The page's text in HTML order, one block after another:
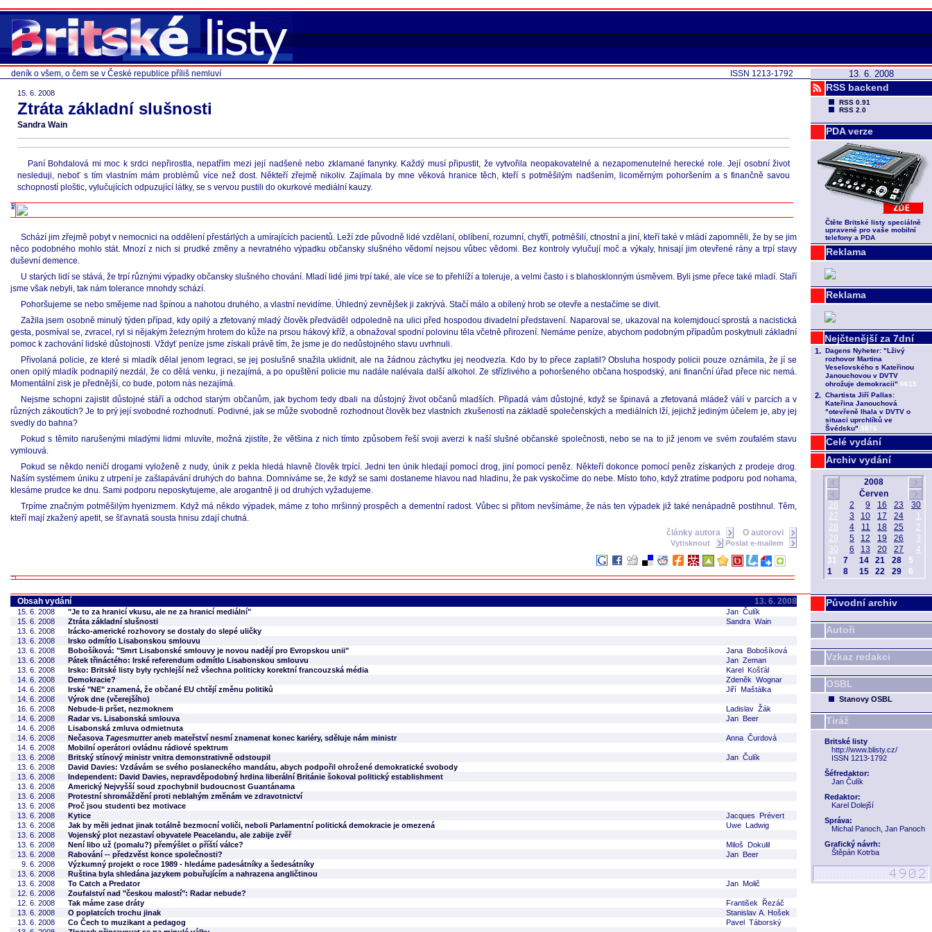
13. 6. 2008
RSS backend
RSS 0.91
RSS 2.0
PDA verze
Čtěte Britské listy speciálně
upravené pro vaše mobilní
telefony a PDA
Reklama
Reklama
Celé vydání
Archiv vydání
Původní archiv
Autoři
Vzkaz redakci
OSBL
Stanovy OSBL
Tiráž
Britské listy
http://www.blisty.cz/
ISSN 1213-1792
Šéfredaktor:
Jan Čulík
Redaktor:
Karel Dolejší
Správa:
Michal Panoch, Jan Panoch
Grafický návrh:
Štěpán Kotrba
ISSN 1213-1792
deník o všem, o čem se v České republice příliš nemluví
15. 6. 2008
Ztráta základní slušnosti
Sandra Wain
Paní Bohdalová mi moc k srdci nepřirostla, nepatřím mezi její nadšené nebo zklamané fanynky. Každý musí připustit, že vytvořila neopakovatelné a nezapomenutelné herecké role. Její osobní život
nesleduji, neboť s tím vlastním mám problémů více než dost. Někteří zřejmě nikoliv. Zajímala by mne věková hranice těch, kteří s potměšilým nadšením, licoměrným pohoršením a s finančně savou
schopností ploštic, vylučujících odpuzující látky, se s vervou pustili do okurkové mediální kauzy.
Schází jim zřejmě pobyt v nemocnici na oddělení přestárlých a umírajících pacientů. Leží zde původně lidé vzdělaní, oblíbení, rozumní, chytří, potměšilí, ctnostní a jiní, kteří také v mládí zapomněli, že by se jim
něco podobného mohlo stát. Mnozí z nich si prudké změny a nevratného výpadku občansky slušného vědomí nejsou vůbec vědomi. Bez kontroly vylučují moč a výkaly, hnisají jim otevřené rány a trpí stavy
duševní demence.
U starých lidí se stává, že trpí různými výpadky občansky slušného chování. Mladí lidé jimi trpí také, ale více se to přehlíží a toleruje, a velmi často i s blahosklonným úsměvem. Byli jsme přece také mladí. Staří
jsme však nebyli, tak nám tolerance mnohdy schází.
Pohoršujeme se nebo smějeme nad špínou a nahotou druhého, a vlastní nevidíme. Úhledný zevnějšek ji zakrývá. Stačí málo a obílený hrob se otevře a nestačíme se divit.
Zažila jsem osobně minulý týden případ, kdy opilý a zfetovaný mladý člověk předváděl odpoledně na ulici před hospodou divadelní představení. Naparoval se, ukazoval na kolemjdoucí sprostá a nacistická
gesta, posmíval se, zvracel, ryl si nějakým železným hrotem do kůže na prsou hákový kříž, a obnažoval spodní polovinu těla včetně přirození. Nemáme peníze, abychom podobným případům poskytnuli základní
pomoc k zachování lidské důstojnosti. Vždyť peníze jsme získali právě tím, že jsme je do nedůstojného stavu uvrhnuli.
Přivolaná policie, ze které si mladík dělal jenom legraci, se jej poslušně snažila uklidnit, ale na žádnou záchytku jej neodvezla. Kdo by to přece zaplatil? Obsluha hospody policii pouze oznámila, že jí se
onen opilý mladík podnapilý nezdál, že co dělá venku, ji nezajímá, a po opuštění policie mu nadále nalévala další alkohol. Ze střízlivého a pohoršeného občana hospodský, ani finanční úřad přece nic nemá.
Momentální zisk je přednější, co bude, potom nás nezajímá.
Nejsme schopni zajistit důstojné stáří a odchod starým občanům, jak bychom tedy dbali na důstojný život občanů mladších. Připadá vám důstojné, když se špinavá a zfetovaná mládež válí v parcích a v
různých zákoutích? Je to prý její svobodné rozhodnutí. Podivné, jak se může svobodně rozhodnout člověk bez vlastních zkušeností na základě společenských a mediálních lží, jejichž jediným účelem je, aby jej
svedly do bahna?
Pokud s těmito narušenými mladými lidmi mluvíte, možná zjistíte, že většina z nich tímto způsobem řeší svoji averzi k naší slušné občanské společnosti, nebo se na to již jenom ve svém zoufalém stavu
vymlouvá.
Pokud se někdo neničí drogami vyloženě z nudy, únik z pekla hledá hlavně člověk trpící. Jedni ten únik hledají pomocí drog, jiní pomocí peněz. Někteří dokonce pomocí peněz získaných z prodeje drog.
Naším systémem úniku z utrpení je zašlapávání druhých do bahna. Domníváme se, že když se sami dostaneme hlavou nad hladinu, že pak vyskočíme do nebe. Místo toho, když ztratíme podporu pod nohama,
klesáme prudce ke dnu. Sami podporu neposkytujeme, ale arogantně ji od druhých vyžadujeme.
Trpíme značným potměšilým hyenizmem. Když má někdo výpadek, máme z toho mršinný prospěch a dementní radost. Vůbec si přitom nevšímáme, že nás ten výpadek již také nenápadně postihnul. Těm,
kteří mají zkažený apetit, se šťavnatá sousta hnisu zdají chutná.
články autora
O autorovi
Vytisknout Poslat e-mailem
Obsah vydání 13. 6. 2008
15. 6. 2008 "Je to za hranicí vkusu, ale ne za hranicí mediální"
Jan Čulík
15. 6. 2008
Ztráta základní slušnosti
Sandra Wain
13. 6. 2008
Irácko-americké rozhovory se dostaly do slepé uličky
13. 6. 2008
Irsko odmítlo Lisabonskou smlouvu
13. 6. 2008
Bobošíková: "Smrt Lisabonské smlouvy je novou nadějí pro Evropskou unii"
Jana Bobošíková
13. 6. 2008
Pátek třináctého: Irské referendum odmítlo Lisabonskou smlouvu
Jan Zeman
13. 6. 2008
Irsko: Britské listy byly rychlejší než všechna politicky korektní francouzská média
Karel Košťál
14. 6. 2008
Demokracie?
Zdeněk Wognar
14. 6. 2008
Irské "NE" znamená, že občané EU chtějí změnu politiků
Jiří Maštálka
14. 6. 2008
Výrok dne (včerejšího)
16. 6. 2008
Nebude-li pršet, nezmoknem
Ladislav Žák
14. 6. 2008
Radar vs. Lisabonská smlouva
Jan Beer
14. 6. 2008
Lisabonská zmluva odmietnuta
14. 6. 2008
Nečasova Tagesmutteraneb mateřství nesmí znamenat konec kariéry, sděluje nám ministr
Anna Čurdová
14. 6. 2008
Mobilní operátori ovládnu rádiové spektrum
13. 6. 2008
Britský stínový ministr vnitra demonstrativně odstoupil
Jan Čulík
13. 6. 2008
David Davies: Vzdávám se svého poslaneckého mandátu, abych podpořil ohrožené demokratické svobody
13. 6. 2008
Independent: David Davies, nepravděpodobný hrdina liberální Británie šokoval politický establishment
13. 6. 2008
Americký Nejvyšší soud zpochybnil budoucnost Guantánama
13. 6. 2008
Protestní shromáždění proti neblahým změnám ve zdravotnictví
13. 6. 2008
Proč jsou studenti bez motivace
13. 6. 2008
Kytice
Jacques Prévert
13. 6. 2008
Jak by měli jednat jinak totálně bezmocní voliči, neboli Parlamentní politická demokracie je omezená
Uwe Ladwig
13. 6. 2008
Vojenský plot nezastaví obyvatele Peacelandu, ale zabije zvěř
13. 6. 2008
Není libo už (pomalu?) přemýšlet o příští válce?
Miloš Dokulil
13. 6. 2008
Rabování -- předzvěst konce společnosti?
Jan Beer
9. 6. 2008
Výzkumný projekt o roce 1989 - hledáme padesátníky a šedesátníky
13. 6. 2008
Ruština byla shledána jazykem pobuřujícím a nahrazena angličtinou
13. 6. 2008
To Catch a Predator
Jan Molič
12. 6. 2008
Zoufalství nad "českou malostí": Radar nebude?
12. 6. 2008
Tak máme zase dráty
František Řezáč
13. 6. 2008
O poplatcích trochu jinak
Stanislav A. Hošek
13. 6. 2008
Co Čech to muzikant a pedagog
Pavel Táborský